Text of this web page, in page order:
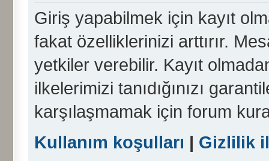
Giriş yapabilmek için kayıt
fakat özelliklerinizi arttırır.
yetkiler verebilir. Kayıt
ilkelerimizi tanıdığınızı
karşılaşmamak için forum
Kullanım koşulları | Gizlilik